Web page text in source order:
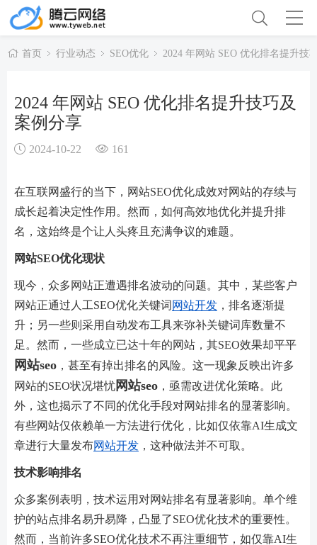
首页 行业动态 SEO优化 2024 年网站 SEO 优化排名提升技
2024 年网站 SEO 优化排名提升技巧及
案例分享
2024-10-22 161
在互联网盛行的当下，网站SEO优化成效对网站的存续与
成长起着决定性作用。然而，如何高效地优化并提升排
名，这始终是个让人头疼且充满争议的难题。
网站SEO优化现状
现今，众多网站正遭遇排名波动的问题。其中，某些客户
网站正通过人工SEO优化关键词 网站开发 ，排名逐渐提
升；另一些则采用自动发布工具来弥补关键词库数量不
足。然而，一些成立已达十年的网站，其SEO效果却平平
网站seo ，甚至有掉出排名的风险。这一现象反映出许多
网站的SEO状况堪忧网站seo ，亟需改进优化策略。此
外，这也揭示了不同的优化手段对网站排名的显著影响。
有些网站仅依赖单一方法进行优化，比如仅依靠AI生成文
章进行大量发布网站开发 ，这种做法并不可取。
技术影响排名
众多案例表明，技术运用对网站排名有显著影响。单个维
护的站点排名易升易降，凸显了SEO优化技术的重要性。
然而，当前许多SEO优化技术不再注重细节，如仅靠AI生